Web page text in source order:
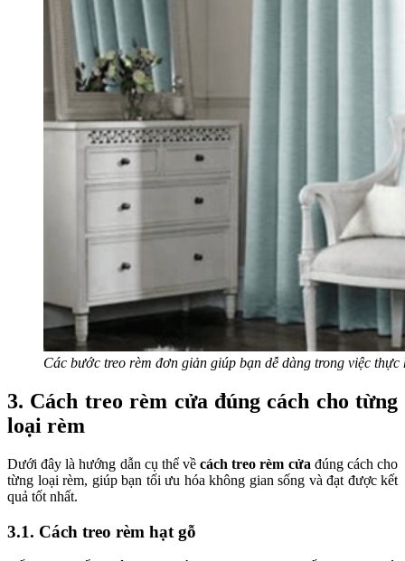
Các bước treo rèm đơn giản giúp bạn dễ dàng trong việc thực
3. Cách treo rèm cửa đúng cách cho từng
loại rèm
Dưới đây là hướng dẫn cụ thể vềcách treo rèm cửa đúng cách cho
từng loại rèm, giúp bạn tối ưu hóa không gian sống và đạt được kết
quả tốt nhất.
3.1. Cách treo rèm hạt gỗ